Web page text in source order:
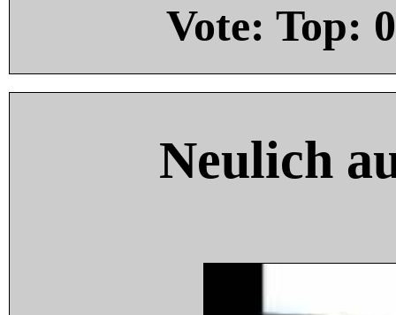
Vote: Top: 0
Neulich